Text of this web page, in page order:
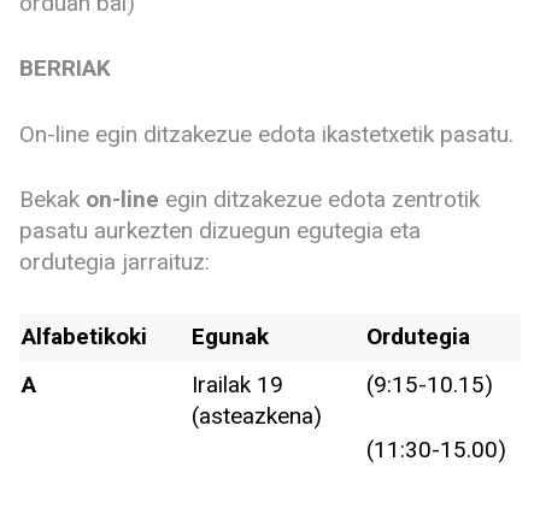
BERRIAK
On-line egin ditzakezue edota ikastetxetik pasatu.
Bekak on-line egin ditzakezue edota zentrotik
pasatu aurkezten dizuegun egutegia eta
ordutegia jarraituz:
Alfabetikoki Egunak
Ordutegia
A
Irailak 19
(asteazkena)
(9:15-10.15)
(11:30-15.00)